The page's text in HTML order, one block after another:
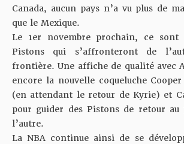
Canada, aucun pays n’a vu plus de
que le Mexique.
Le 1er novembre prochain, ce
Pistons qui s’affronteront de
frontière. Une affiche de qualité avec
encore la nouvelle coqueluche
(en attendant le retour de Kyrie) et
pour guider des Pistons de retour
l’autre.
La NBA continue ainsi de se